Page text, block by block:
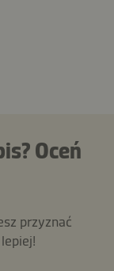
Oceń
przyznać